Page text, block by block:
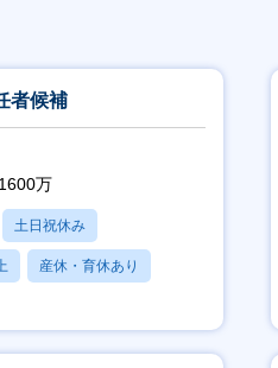
・肩書きに縛ら
社内の中で肩書
者候補
万
土日祝休み
産休・育休あり